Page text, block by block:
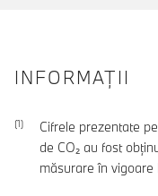
INFORMAŢII
Cifrele prezentate
de CO₂ au fost
măsurare în